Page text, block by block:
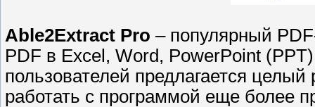
Able2Extract Pro – популярный
PDF в Excel, Word, PowerPoint
пользователей предлагается
работать с программой еще более